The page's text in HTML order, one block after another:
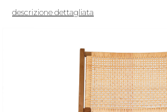
descrizione dettagliata